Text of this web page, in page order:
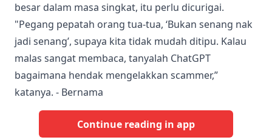
besar dalam masa singkat, itu perlu dicurigai.
"Pegang pepatah orang tua-tua, ‘Bukan senang nak
jadi senang’, supaya kita tidak mudah ditipu. Kalau
malas sangat membaca, tanyalah ChatGPT
bagaimana hendak mengelakkan scammer,”
katanya. - Bernama
Continue reading in app